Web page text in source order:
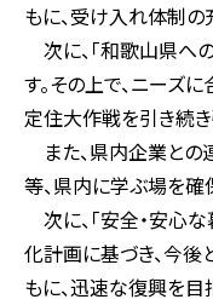
もに、受け入れ体制の
次に、「和歌山県へ
す。その上で、ニー
定住大作戦を引き続
また、県内企業との
等、県内に学ぶ場を確
次に、「安全・安心
化計画に基づき、今後
もに、迅速な復興を